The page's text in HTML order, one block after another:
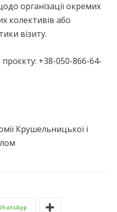
організації окремих
колективів або
візиту.
+38-050-866-64-
Крушельницької і